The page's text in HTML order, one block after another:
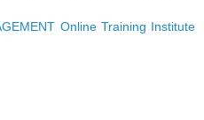
Online Training Institute